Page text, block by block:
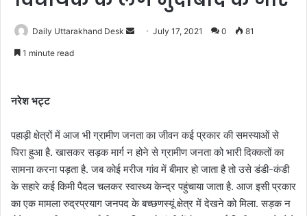
Daily Uttarakhand Desk
e
m
a
July 17, 2021 0 81
1 minute read
नरेश भट्ट
पहाड़ी क्षेत्रों में आज भी ग्रामीण जनता का जीवन कई प्रकार की समस्याओं से
घिरा हुआ है. खासकर सड़क मार्ग न होने से ग्रामीण जनता को भारी दिक्कतों का
सामना करना पड़ता है. जब कोई मरीज गांव में बीमार हो जाता है तो उसे डंडी-कंडी
के सहारे कई किमी पैदल चलकर स्वास्थ्य केन्द्र पहुंचाया जाता है. आज इसी प्रकार
का एक मामला रुद्रप्रयाग जनपद के बच्छणस्यूं क्षेत्र में देखने को मिला. सड़क न